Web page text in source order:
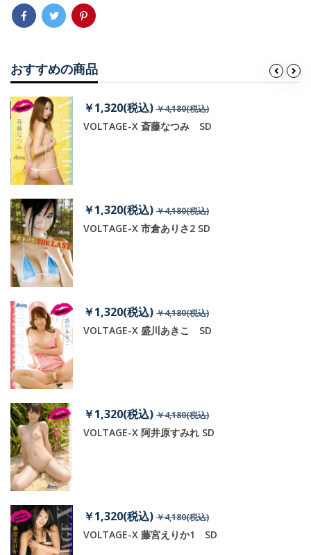
おすすめの商品
￥1,320(税込) ￥4,180(税込)
VOLTAGE-X 斎藤なつみ SD
￥1,320(税込) ￥4,180(税込)
VOLTAGE-X 市倉ありさ2 SD
￥1,320(税込) ￥4,180(税込)
VOLTAGE-X 盛川あきこ SD
￥1,320(税込) ￥4,180(税込)
VOLTAGE-X 阿井原すみれ SD
￥1,320(税込) ￥4,180(税込)
VOLTAGE-X 藤宮えりか1 SD